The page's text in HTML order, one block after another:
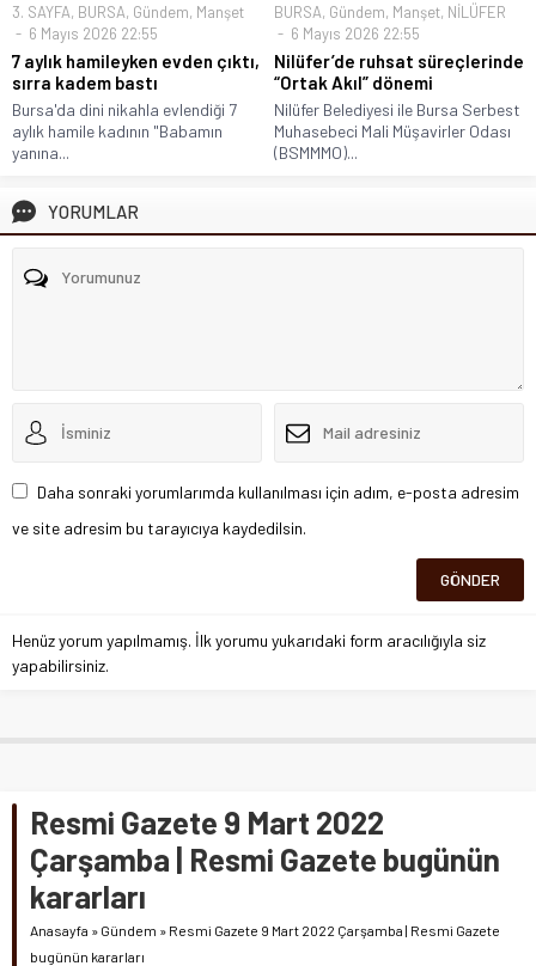
3. SAYFA, BURSA, Gündem, Manşet
6 Mayıs 2026 22:55
7 aylık hamileyken evden çıktı,
sırra kadem bastı
Bursa'da dini nikahla evlendiği 7
aylık hamile kadının "Babamın
yanına...
BURSA, Gündem, Manşet, NİLÜFER
6 Mayıs 2026 22:55
Nilüfer’de ruhsat süreçlerinde
“Ortak Akıl” dönemi
Nilüfer Belediyesi ile Bursa Serbest
Muhasebeci Mali Müşavirler Odası
(BSMMMO)...
YORUMLAR
Daha sonraki yorumlarımda kullanılması için adım, e-posta adresim
ve site adresim bu tarayıcıya kaydedilsin.
Henüz yorum yapılmamış. İlk yorumu yukarıdaki form aracılığıyla siz
yapabilirsiniz.
Resmi Gazete 9 Mart 2022
Çarşamba | Resmi Gazete bugünün
kararları
Anasayfa » Gündem » Resmi Gazete 9 Mart 2022 Çarşamba | Resmi Gazete
bugünün kararları